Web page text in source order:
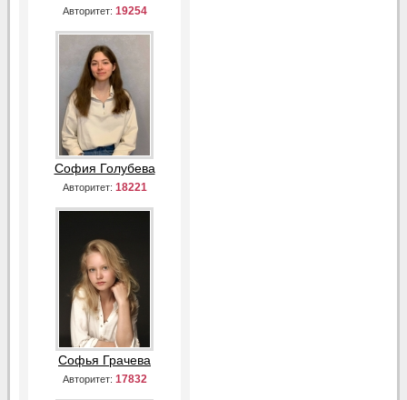
Авторитет: 19254
София Голубева
Авторитет: 18221
Софья Грачева
Авторитет: 17832